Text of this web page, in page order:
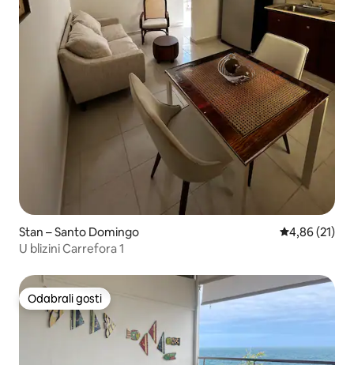
Stan – Santo Domingo Prosječna
4,86 (21)
U blizini Carrefora 1
Odabrali gosti
Odabrali gosti